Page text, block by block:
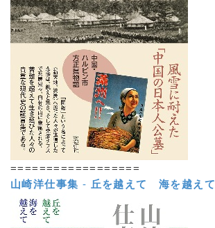
==================
山崎洋仕事集 - 丘を越えて 海を越えて